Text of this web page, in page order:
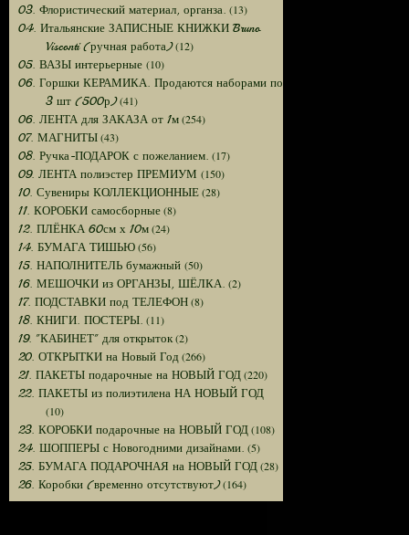
03. Флористический материал, органза. (13)
04. Итальянские ЗАПИСНЫЕ КНИЖКИ Bruno
Visconti (ручная работа)(12)
05. ВАЗЫ интерьерные (10)
06. Горшки КЕРАМИКА. Продаются наборами по
3 шт (500р)(41)
06. ЛЕНТА для ЗАКАЗА от 1м(254)
07. МАГНИТЫ(43)
08. Ручка-ПОДАРОК с пожеланием. (17)
09. ЛЕНТА полиэстер ПРЕМИУМ (150)
10. Сувениры КОЛЛЕКЦИОННЫЕ(28)
11. КОРОБКИ самосборные(8)
12. ПЛЁНКА 60см х 10м(24)
14. БУМАГА ТИШЬЮ(56)
15. НАПОЛНИТЕЛЬ бумажный (50)
16. МЕШОЧКИ из ОРГАНЗЫ, ШЁЛКА. (2)
17. ПОДСТАВКИ под ТЕЛЕФОН(8)
18. КНИГИ. ПОСТЕРЫ. (11)
19. "КАБИНЕТ" для открыток(2)
20. ОТКРЫТКИ на Новый Год (266)
21. ПАКЕТЫ подарочные на НОВЫЙ ГОД(220)
22. ПАКЕТЫ из полиэтилена НА НОВЫЙ ГОД
(10)
23. КОРОБКИ подарочные на НОВЫЙ ГОД(108)
24. ШОППЕРЫ с Новогодними дизайнами. (5)
25. БУМАГА ПОДАРОЧНАЯ на НОВЫЙ ГОД(28)
26. Коробки (временно отсутствуют)(164)